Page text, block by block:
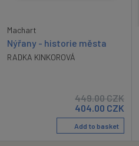
Machart
Nýřany - historie města
RADKA KINKOROVÁ
449.00CZK
404.00 CZK
Add to basket